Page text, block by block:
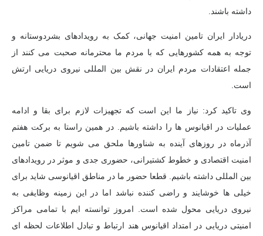
داشته باشند.
دریادار ایران تامین امنیت جهانی، کمک به رویدادهای بشردوستانه و
توجه به همه کشورهایی که با مردم ما محترمانه صحبت می کنند از
جمله اعتقادات مردم ایران در نقش بین المللی نیروی دریایی ارتش
است.
وی تاکید کرد: نیاز ما این است که تجهیزات لازم برای بقا و ادامه
عملیات در اقیانوس ها را داشته باشیم. در همین راستا به برکت هفتم
آذرماه در روزهای آینده به شناورها ملحق می شویم تا ضمن تامین
امنیت اقتصادی و خطوط کشتیرانی، حضوری جدی و موثر در رویدادهای
بین المللی داشته باشیم. قطعا حضور ما در مناطق اقیانوسی شاید برای
خیلی ها خوشایند و راضی کننده نباشد اما در این زمینه وظایفی به
نیروی دریایی محول شده است. امروز توانسته ایم با تمامی مراکز
امنیتی دریایی در امتداد اقیانوس هند ارتباط و تبادل اطلاعات لحظه ای